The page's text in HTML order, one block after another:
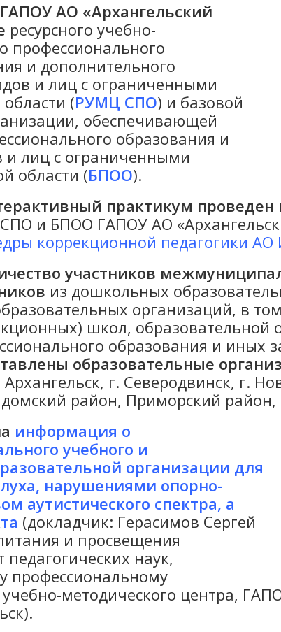
АО «Архангельский
ресурсного учебно-
профессионального
и дополнительного
и лиц с ограниченными
(РУМЦ СПО) и базовой
обеспечивающей
образования и
и лиц с ограниченными
области (БПОО).
практикум проведен
и БПОО ГАПОУ АО
коррекционной педагогики
участников
из дошкольных
организаций, в
школ, образовательной
образования и иных
образовательные
Архангельск, г. Северодвинск, г.
район, Приморский район,
информация о
учебного и
организации для
нарушениями опорно-
аутистического спектра, а
(докладчик: Герасимов Сергей
и просвещения
наук,
профессиональному
методического центра,